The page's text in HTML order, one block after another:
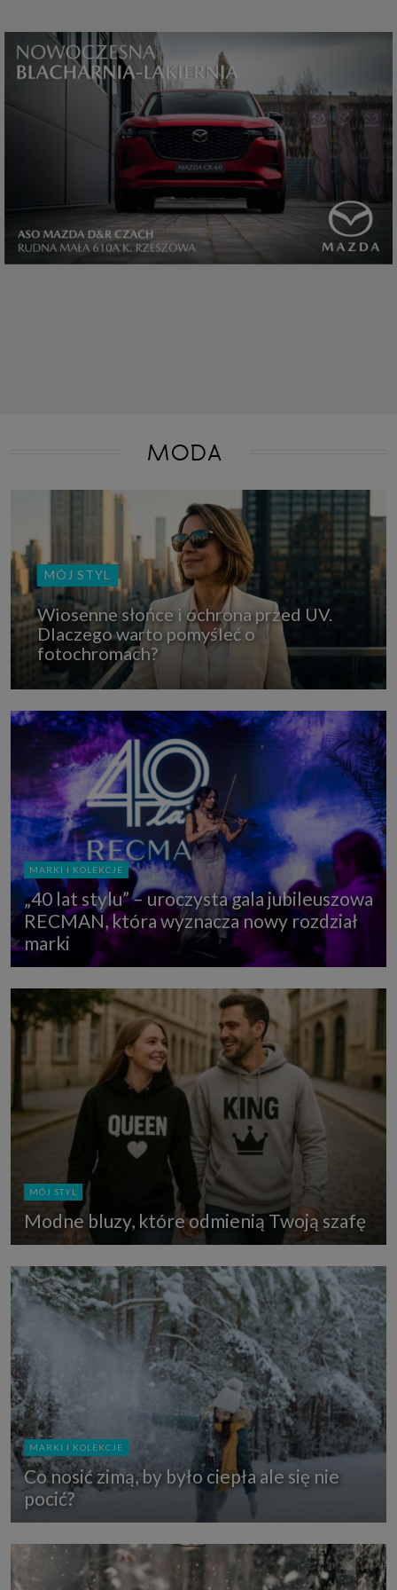
Szczegółową informację na temat plików cookie i ich funkcjonowania
znajdziesz pod tym linkiem
o tym jak zmienić ustawienia przeglądarki, aby ograniczyć lub wyłączyć
funkcjonowanie plików cookies itp. oraz jak usunąć takie pliki z Twojego
Twoje uprawnienia
Przysługują Ci następujące uprawnienia wobec Twoich danych i ich
przetwarzania przez nas, inne podmioty z Grupy SAGIER i Zaufanych
1. Jeśli udzieliłeś zgody na przetwarzanie danych możesz ją w każdej
chwili wycofać (cofnięcie zgody oczywiście nie uchyli zgodności z prawem
przetwarzania już dokonanego na jej podstawie);
2. Masz również prawo żądania dostępu do Twoich danych osobowych, ich
sprostowania, usunięcia lub ograniczenia przetwarzania, prawo do
przeniesienia danych, wyrażenia sprzeciwu wobec przetwarzania danych
oraz prawo do wniesienia skargi do organu nadzorczego, którym w Polsce
MODA
MÓJ STYL
Wiosenne słońce i ochrona przed UV.
Dlaczego warto pomyśleć o
fotochromach?
MARKI I KOLEKCJE
„40 lat stylu” – uroczysta gala jubileuszowa
RECMAN, która wyznacza nowy rozdział
marki
MÓJ STYL
Modne bluzy, które odmienią Twoją szafę
MARKI I KOLEKCJE
Co nosić zimą, by było ciepła ale się nie
pocić?